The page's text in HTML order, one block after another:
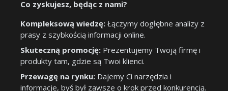
Co zyskujesz, będąc z nami?
Kompleksową wiedzę: Łączymy dogłębne analizy z
prasy z szybkością informacji online.
Skuteczną promocję: Prezentujemy Twoją firmę i
produkty tam, gdzie są Twoi klienci.
Przewagę na rynku: Dajemy Ci narzędzia i
informacje, byś był zawsze o krok przed konkurencją.